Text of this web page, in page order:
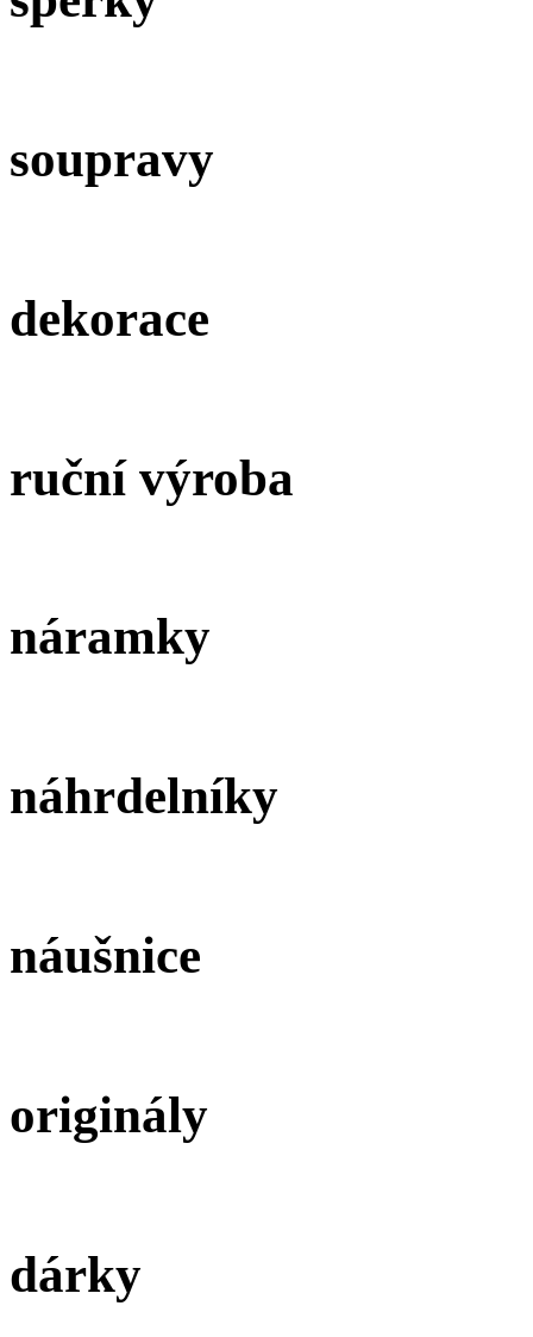
soupravy
dekorace
ruční výroba
náramky
náhrdelníky
náušnice
originály
dárky